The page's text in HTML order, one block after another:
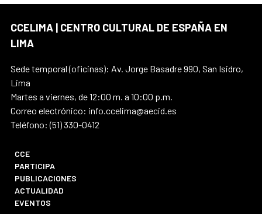
CCELIMA | CENTRO CULTURAL DE ESPAÑA EN
LIMA
Sede temporal (oficinas): Av. Jorge Basadre 990, San Isidro,
Lima
Martes a viernes, de 12:00 m. a 10:00 p.m.
Correo electrónico: info.ccelima@aecid.es
Teléfono: (51) 330-0412
CCE
PARTICIPA
PUBLICACIONES
ACTUALIDAD
EVENTOS